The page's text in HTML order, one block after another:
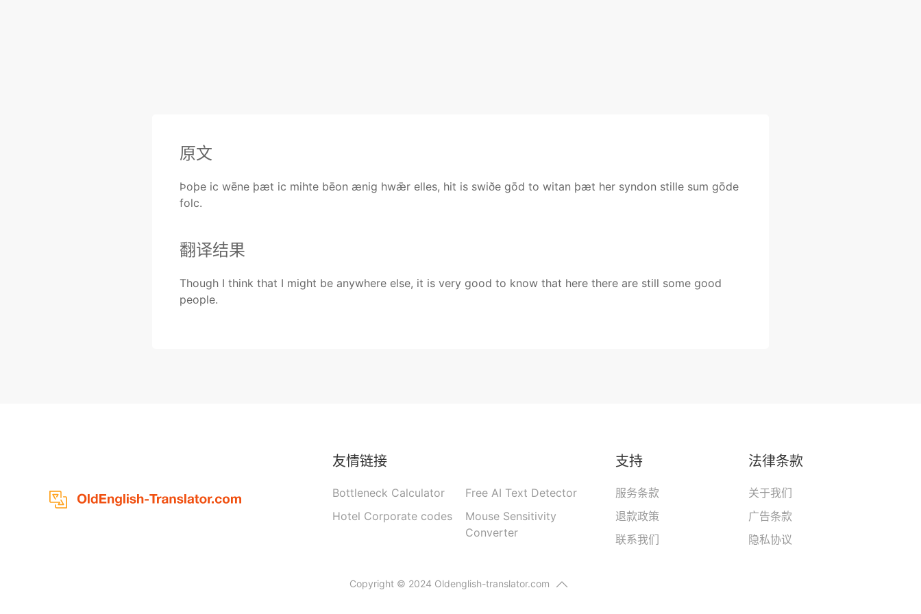
原文
Þoþe ic wēne þæt ic mihte bēon ænig hwǣr elles, hit is swiðe gōd to witan þæt her syndon stille sum gōde
folc.
翻译结果
Though I think that I might be anywhere else, it is very good to know that here there are still some good
people.
友情链接
Bottleneck Calculator
Hotel Corporate codes
Free AI Text Detector
Mouse Sensitivity
Converter
支持
服务条款
退款政策
联系我们
法律条款
关于我们
广告条款
隐私协议
Copyright © 2024 Oldenglish-translator.com